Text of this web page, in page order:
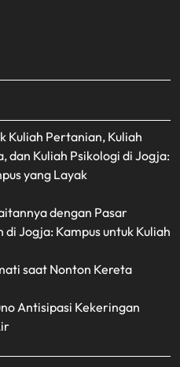
Kuliah Pertanian, Kuliah
dan Kuliah Psikologi di Jogja:
yang Layak
dengan Pasar
Jogja: Kampus untuk Kuliah
saat Nonton Kereta
Antisipasi Kekeringan